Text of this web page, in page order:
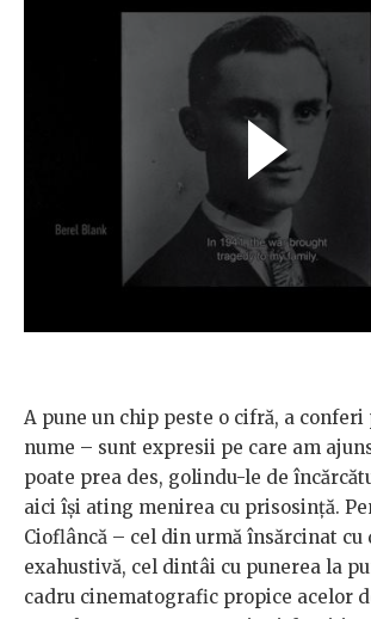
A pune un chip peste o cifră, a conferi
nume – sunt expresii pe care am
poate prea des, golindu-le de
aici își ating menirea cu prisosință.
Cioflâncă – cel din urmă însărcinat cu
exahustivă, cel dintâi cu punerea la
cadru cinematografic propice acelor